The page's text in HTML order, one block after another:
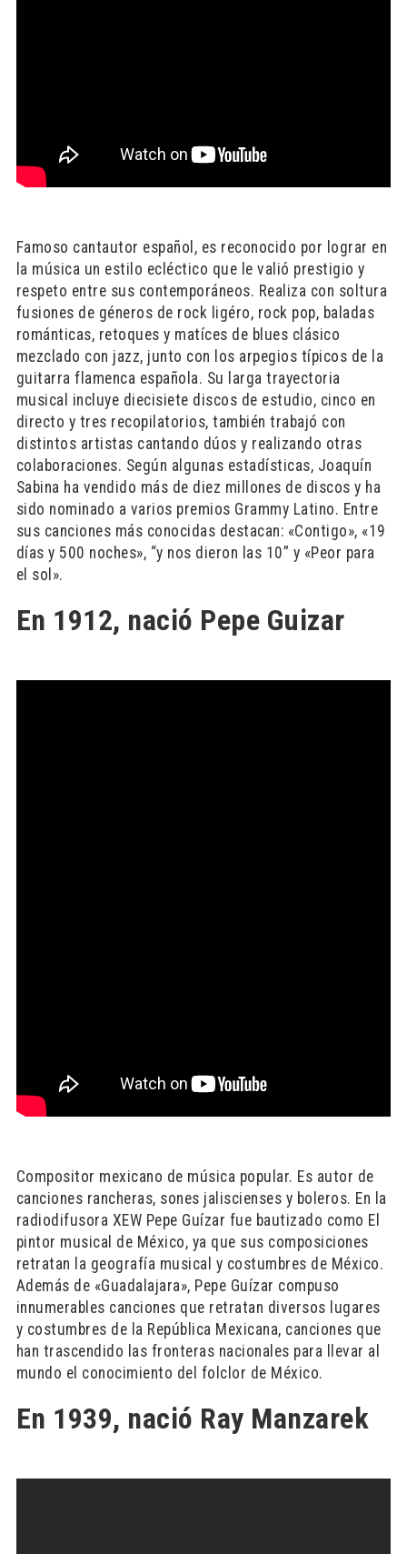
Famoso cantautor español, es reconocido por lograr en
la música un estilo ecléctico que le valió prestigio y
respeto entre sus contemporáneos. Realiza con soltura
fusiones de géneros de rock ligéro, rock pop, baladas
románticas, retoques y matíces de blues clásico
mezclado con jazz, junto con los arpegios típicos de la
guitarra flamenca española. Su larga trayectoria
musical incluye diecisiete discos de estudio, cinco en
directo y tres recopilatorios, también trabajó con
distintos artistas cantando dúos y realizando otras
colaboraciones. Según algunas estadísticas, Joaquín
Sabina ha vendido más de diez millones de discos y ha
sido nominado a varios premios Grammy Latino. Entre
sus canciones más conocidas destacan: «Contigo», «19
días y 500 noches», “y nos dieron las 10” y «Peor para
el sol».
En 1912, nació Pepe Guizar
Compositor mexicano de música popular. Es autor de
canciones rancheras, sones jaliscienses y boleros. En la
radiodifusora XEW Pepe Guízar fue bautizado como El
pintor musical de México, ya que sus composiciones
retratan la geografía musical y costumbres de México.
Además de «Guadalajara», Pepe Guízar compuso
innumerables canciones que retratan diversos lugares
y costumbres de la República Mexicana, canciones que
han trascendido las fronteras nacionales para llevar al
mundo el conocimiento del folclor de México.
En 1939, nació Ray Manzarek